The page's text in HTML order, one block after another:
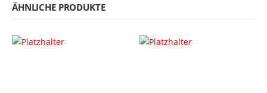
ÄHNLICHE PRODUKTE